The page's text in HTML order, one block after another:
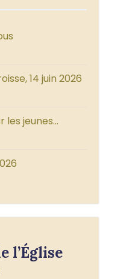
14 juin 2026
les jeunes…
l’Église